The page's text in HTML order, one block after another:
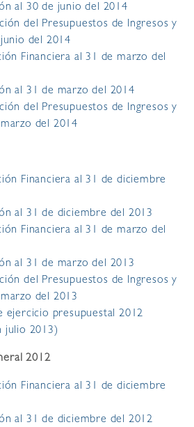
al 30 de junio del 2014
del Presupuestos de Ingresos y
del 2014
Financiera al 31 de marzo del
al 31 de marzo del 2014
del Presupuestos de Ingresos y
del 2014
Financiera al 31 de diciembre
al 31 de diciembre del 2013
Financiera al 31 de marzo del
al 31 de marzo del 2013
del Presupuestos de Ingresos y
del 2013
ejercicio presupuestal 2012
julio 2013)
2012
Financiera al 31 de diciembre
al 31 de diciembre del 2012